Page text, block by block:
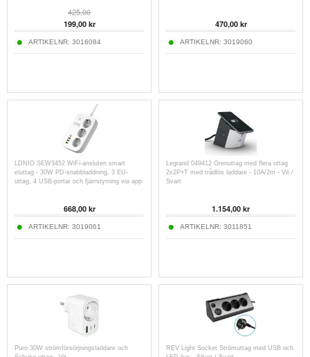
425,00
199,00kr
ARTIKELNR: 3016084
470,00kr
ARTIKELNR: 3019060
LDNIO SEW3452 WiFi-ansluten smart
eluttag - 30W PD-snabbladdning, 3 EU-
uttag, 4 USB-portar och fjärrstyrning via app
668,00kr
ARTIKELNR: 3019061
Legrand 049412 Grenuttag med flera uttag
2x2P+T med trådlös laddare - 10A/2m - Vit /
Svart
1.154,00 kr
ARTIKELNR: 3011851
Puro 30W strömförsörjningsladdare och
REV Light Socket Strömuttag med USB och